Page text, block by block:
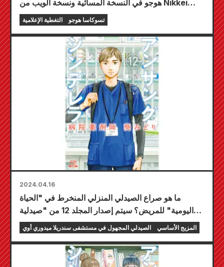
هوجو في النسخة المسائية ونسخة الويب من Nikkei
Shimbun.
التغطية الإعلامية تسوكاسا هوجو
2024.04.16
ما هو صراع الصيدلي المنزلي المنخرط في "الحياة
اليومية" للمريض؟ سيتم إصدار المجلد 12 من "صيدلية
مستشفى سندريلا المجهولة ميدوري أوي" في 19 أبريل!
الصيدلي المجهول في مستشفى سندريلا ميدوري أوي المزيج الأساسي